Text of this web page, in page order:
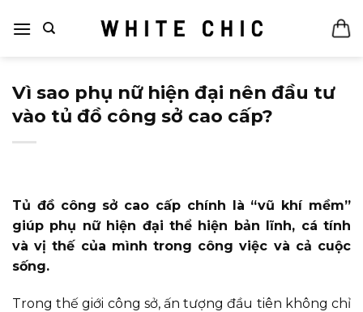
qua
Vì sao phụ nữ hiện đại nên đầu tư
vào tủ đồ công sở cao cấp?
Tủ đồ công sở cao cấp chính là “vũ khí mềm”
giúp phụ nữ hiện đại thể hiện bản lĩnh, cá tính
và vị thế của mình trong công việc và cả cuộc
sống.
Trong thế giới công sở, ấn tượng đầu tiên không chỉ